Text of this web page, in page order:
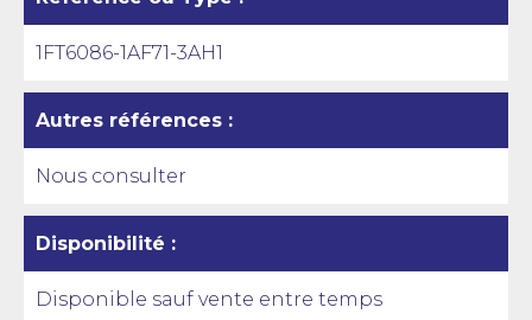
1FT6086-1AF71-3AH1
Autres références :
Nous consulter
Disponibilité :
Disponible sauf vente entre temps